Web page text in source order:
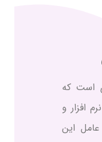
است که
افزار و
این